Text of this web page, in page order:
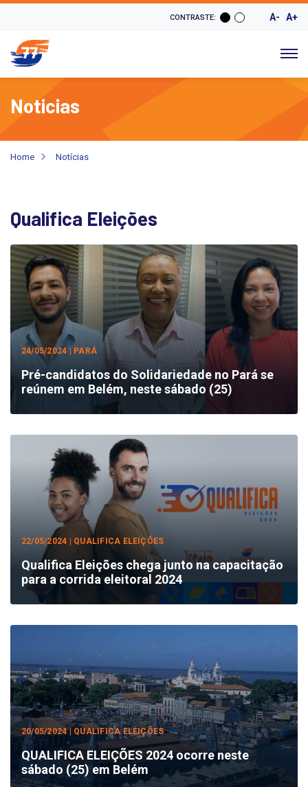
CONTRASTE: A- A+
Noticias
Home Notícias
Qualifica Eleições
24/05/2024 | PARÁ
Pré-candidatos do Solidariedade no Pará se
reúnem em Belém, neste sábado (25)
22/05/2024 | QUALIFICA ELEIÇÕES
Qualifica Eleições chega junto na capacitação
para a corrida eleitoral 2024
20/05/2024 | QUALIFICA ELEIÇÕES
QUALIFICA ELEIÇÕES 2024 ocorre neste
sábado (25) em Belém